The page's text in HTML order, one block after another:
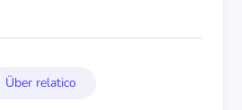
Über relatico